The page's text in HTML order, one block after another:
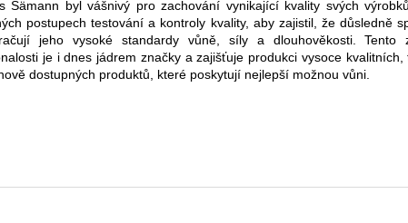
Sämann byl vášnivý pro zachování vynikající kvality svých
postupech testování a kontroly kvality, aby zajistil, že důsledně
jeho vysoké standardy vůně, síly a dlouhověkosti. Tento
je i dnes jádrem značky a zajišťuje produkci vysoce kvalitních,
dostupných produktů, které poskytují nejlepší možnou vůni.